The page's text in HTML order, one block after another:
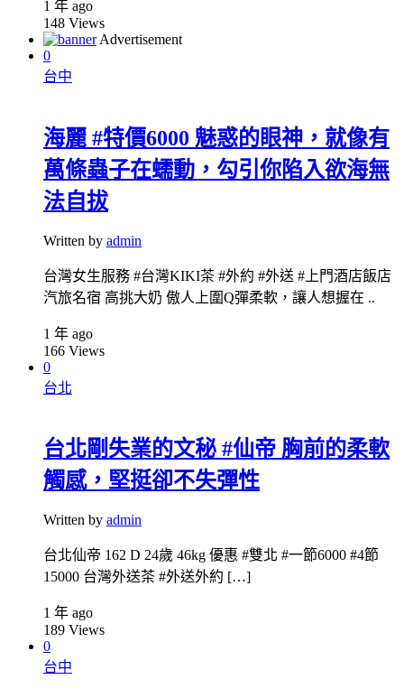
1 年 ago
148 Views
Advertisement
0
台中
海麗 #特價6000 魅惑的眼神，就像有
萬條蟲子在蠕動，勾引你陷入欲海無
法自拔
Written by admin
台灣女生服務 #台灣KIKI茶 #外約 #外送 #上門酒店飯店
汽旅名宿 高挑大奶 傲人上圍Q彈柔軟，讓人想握在 ..
1 年 ago
166 Views
0
台北
台北剛失業的文秘 #仙帝 胸前的柔軟
觸感，堅挺卻不失彈性
Written by admin
台北仙帝 162 D 24歲 46kg 優惠 #雙北 #一節6000 #4節
15000 台灣外送茶 #外送外約 […]
1 年 ago
189 Views
0
台中